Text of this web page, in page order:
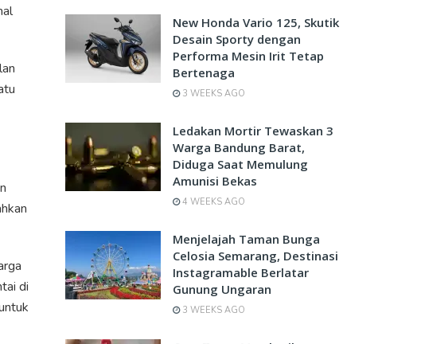
di
New Honda Vario 125, Skutik
Desain Sporty dengan
Performa Mesin Irit Tetap
Bertenaga
3 WEEKS AGO
Ledakan Mortir Tewaskan 3
Warga Bandung Barat,
Diduga Saat Memulung
Amunisi Bekas
4 WEEKS AGO
Menjelajah Taman Bunga
Celosia Semarang, Destinasi
Instagramable Berlatar
Gunung Ungaran
3 WEEKS AGO